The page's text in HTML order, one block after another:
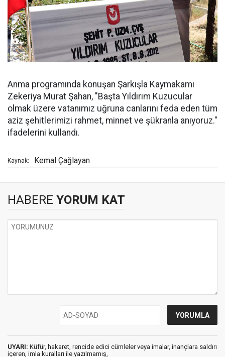
Anma programında konuşan Şarkışla Kaymakamı
Zekeriya Murat Şahan, "Başta Yıldırım Kuzucular
olmak üzere vatanımız uğruna canlarını feda eden tüm
aziz şehitlerimizi rahmet, minnet ve şükranla anıyoruz."
ifadelerini kullandı.
Kaynak: Kemal Çağlayan
HABERE YORUM KAT
UYARI: Küfür, hakaret, rencide edici cümleler veya imalar, inançlara saldırı
içeren, imla kuralları ile yazılmamış,